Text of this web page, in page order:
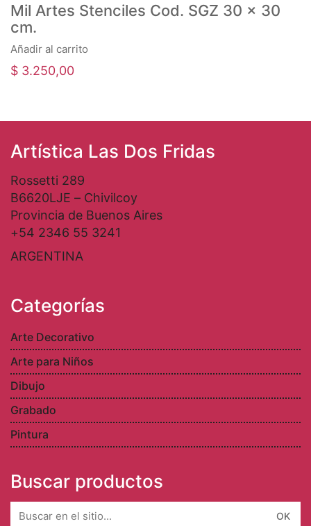
Mil Artes Stenciles Cod. SGZ 30 x 30
cm.
Añadir al carrito
$ 3.250,00
Artística Las Dos Fridas
Rossetti 289
B6620LJE – Chivilcoy
Provincia de Buenos Aires
+54 2346 55 3241
ARGENTINA
Categorías
Arte Decorativo
Arte para Niños
Dibujo
Grabado
Pintura
Buscar productos
for: